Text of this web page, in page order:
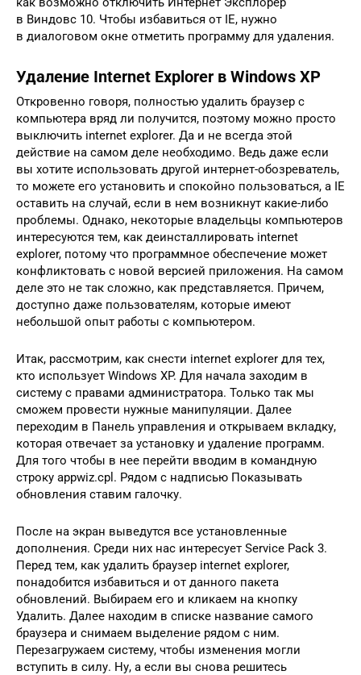
в Виндовс 10. Чтобы избавиться от IE, нужно
в диалоговом окне отметить программу для удаления.
Удаление Internet Explorer в Windows XP
Откровенно говоря, полностью удалить браузер с
компьютера вряд ли получится, поэтому можно просто
выключить internet explorer. Да и не всегда этой
действие на самом деле необходимо. Ведь даже если
вы хотите использовать другой интернет-обозреватель,
то можете его установить и спокойно пользоваться, а IЕ
оставить на случай, если в нем возникнут какие-либо
проблемы. Однако, некоторые владельцы компьютеров
интересуются тем, как деинсталлировать internet
explorer, потому что программное обеспечение может
конфликтовать с новой версией приложения. На самом
деле это не так сложно, как представляется. Причем,
доступно даже пользователям, которые имеют
небольшой опыт работы с компьютером.
Итак, рассмотрим, как снести internet explorer для тех,
кто использует Windows XP. Для начала заходим в
систему с правами администратора. Только так мы
сможем провести нужные манипуляции. Далее
переходим в Панель управления и открываем вкладку,
которая отвечает за установку и удаление программ.
Для того чтобы в нее перейти вводим в командную
строку appwiz.cpl. Рядом с надписью Показывать
обновления ставим галочку.
После на экран выведутся все установленные
дополнения. Среди них нас интересует Service Pack 3.
Перед тем, как удалить браузер internet explorer,
понадобится избавиться и от данного пакета
обновлений. Выбираем его и кликаем на кнопку
Удалить. Далее находим в списке название самого
браузера и снимаем выделение рядом с ним.
Перезагружаем систему, чтобы изменения могли
вступить в силу. Ну, а если вы снова решитесь